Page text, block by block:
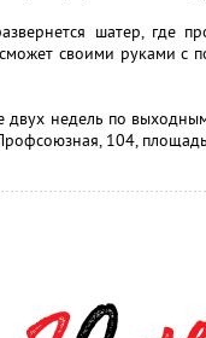
шатер, где
своими руками с
двух недель по
104,